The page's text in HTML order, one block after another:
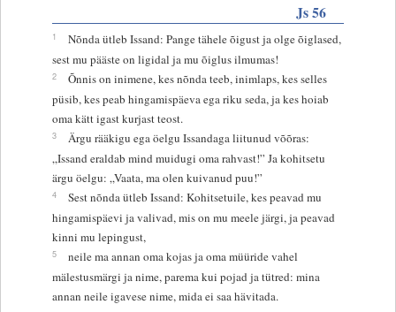
Js 56
1
Nõnda ütleb Issand: Pange tähele õigust ja olge õiglased,
sest mu pääste on ligidal ja mu õiglus ilmumas!
2
Õnnis on inimene, kes nõnda teeb, inimlaps, kes selles
püsib, kes peab hingamispäeva ega riku seda, ja kes hoiab
oma kätt igast kurjast teost.
3
Ärgu rääkigu ega öelgu Issandaga liitunud võõras:
„Issand eraldab mind muidugi oma rahvast!” Ja kohitsetu
ärgu öelgu: „Vaata, ma olen kuivanud puu!”
4
Sest nõnda ütleb Issand: Kohitsetuile, kes peavad mu
hingamispäevi ja valivad, mis on mu meele järgi, ja peavad
kinni mu lepingust,
5
neile ma annan oma kojas ja oma müüride vahel
mälestusmärgi ja nime, parema kui pojad ja tütred: mina
annan neile igavese nime, mida ei saa hävitada.